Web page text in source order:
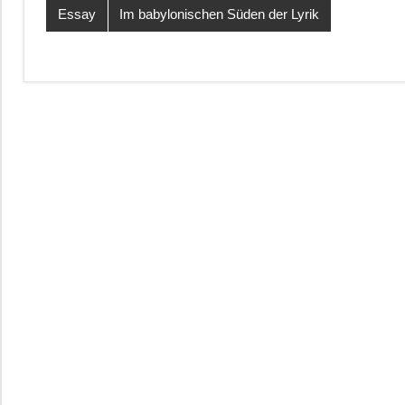
Essay Im babylonischen Süden der Lyrik